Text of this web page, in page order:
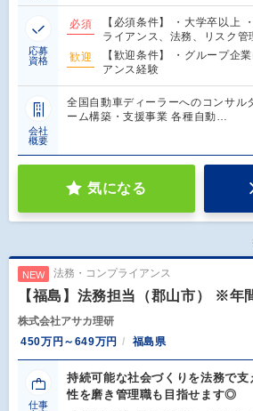
応募
資格
必須
【必須条件】 ・大学卒以上
ライアンス、法務、リスク
歓迎
【歓迎条件】 ・グループ企
アンス経験
会社
概要
全国自動車ディーラーへのコンサル
ーム構築・支援事業 各種自動…
気になる
NEW 法務・コンプライアンス
【福島】法務担当（郡山市） ※年
株式会社アサカ理研
450万円～649万円
福島県
仕事
持続可能な社会づくりを法務で支
性を磨き管理職も目指せます◎